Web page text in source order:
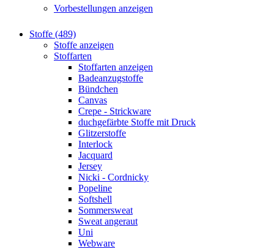
Vorbestellungen anzeigen
Stoffe (489)
Stoffe anzeigen
Stoffarten
Stoffarten anzeigen
Badeanzugstoffe
Bündchen
Canvas
Crepe - Strickware
duchgefärbte Stoffe mit Druck
Glitzerstoffe
Interlock
Jacquard
Jersey
Nicki - Cordnicky
Popeline
Softshell
Sommersweat
Sweat angeraut
Uni
Webware